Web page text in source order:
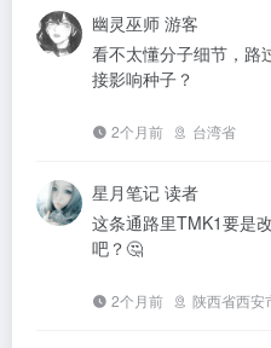
幽灵巫师 游客
看不太懂分子细节，路
接影响种子？
2个月前 台湾省
星月笔记 读者
这条通路里TMK1要是
吧？🤔
2个月前 陕西省西安